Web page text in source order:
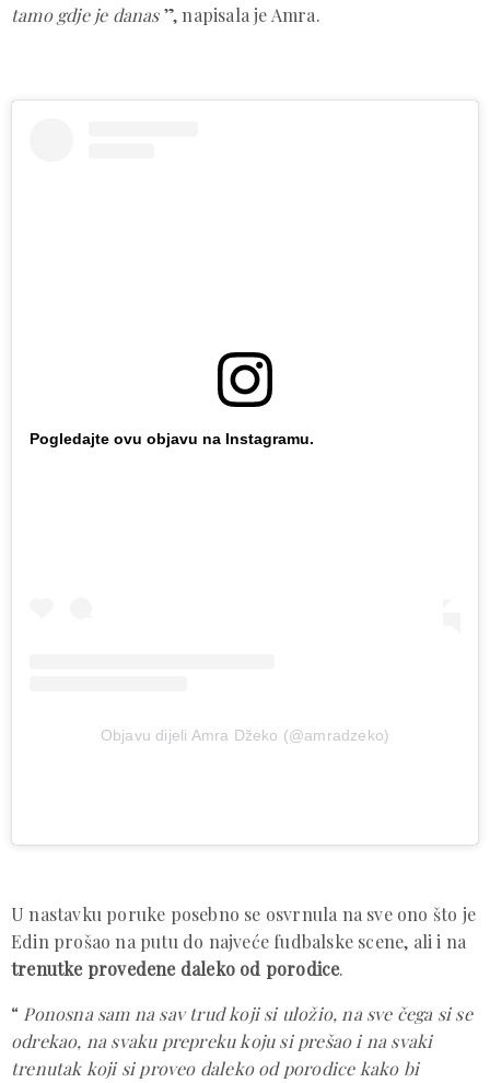
tamo gdje je danas ”, napisala je Amra.
Pogledajte ovu objavu na Instagramu.
Objavu dijeli Amra Džeko (@amradzeko)
U nastavku poruke posebno se osvrnula na sve ono što je
Edin prošao na putu do najveće fudbalske scene, ali i na
trenutke provedene daleko od porodice.
“ Ponosna sam na sav trud koji si uložio, na sve čega si se
odrekao, na svaku prepreku koju si prešao i na svaki
trenutak koji si proveo daleko od porodice kako bi